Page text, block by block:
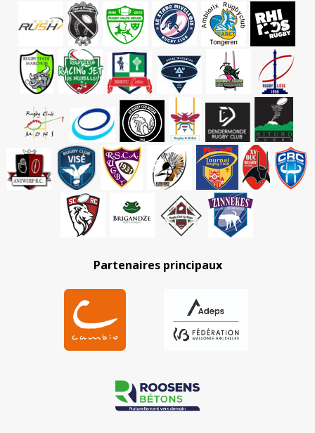
Partenaires principaux